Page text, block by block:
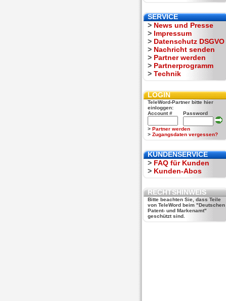
SERVICE
> News und Presse
> Impressum
> Datenschutz DSGVO
> Nachricht senden
> Partner werden
> Partnerprogramm
> Technik
LOGIN
TeleWord-Partner bitte hier
einloggen:
Account #
Password
> Partner werden
> Zugangsdaten vergessen?
KUNDENSERVICE
> FAQ für Kunden
> Kunden-Abos
RECHTSHINWEIS
Bitte beachten Sie, dass Teile
von TeleWord beim "Deutschen
Patent- und Markenamt"
geschützt sind.